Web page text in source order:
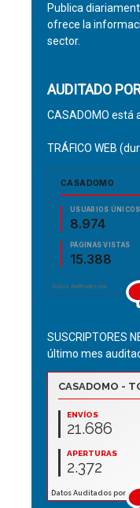
Publica
ofrece la
sector.
AUDITADO
CASADOMO está
TRÁFICO WEB
SUSCRIPTORES
último mes